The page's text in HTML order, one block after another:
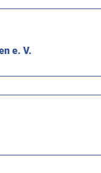
e. V.